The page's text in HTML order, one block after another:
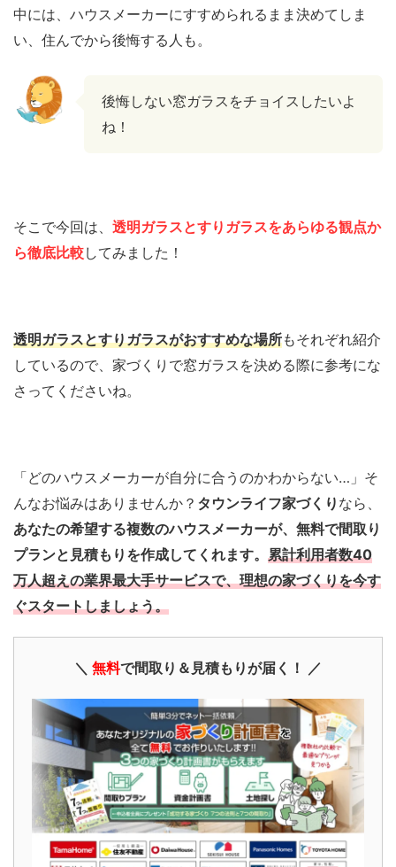
中には、ハウスメーカーにすすめられるまま決めてしま
い、住んでから後悔する人も。
後悔しない窓ガラスをチョイスしたいよ
ね！
そこで今回は、 透明ガラスとすりガラスをあらゆる観点か
ら徹底比較してみました！
透明ガラスとすりガラスがおすすめな場所もそれぞれ紹介
しているので、家づくりで窓ガラスを決める際に参考にな
さってくださいね。
「どのハウスメーカーが自分に合うのかわからない…」そ
んなお悩みはありませんか？ タウンライフ家づくり なら、
あなたの希望する複数のハウスメーカーが、無料で間取り
プランと見積もりを作成してくれます。 累計利用者数40
万人超えの業界最大手サービスで、理想の家づくりを今す
ぐスタートしましょう。
＼ 無料で間取り＆見積もりが届く！ ／